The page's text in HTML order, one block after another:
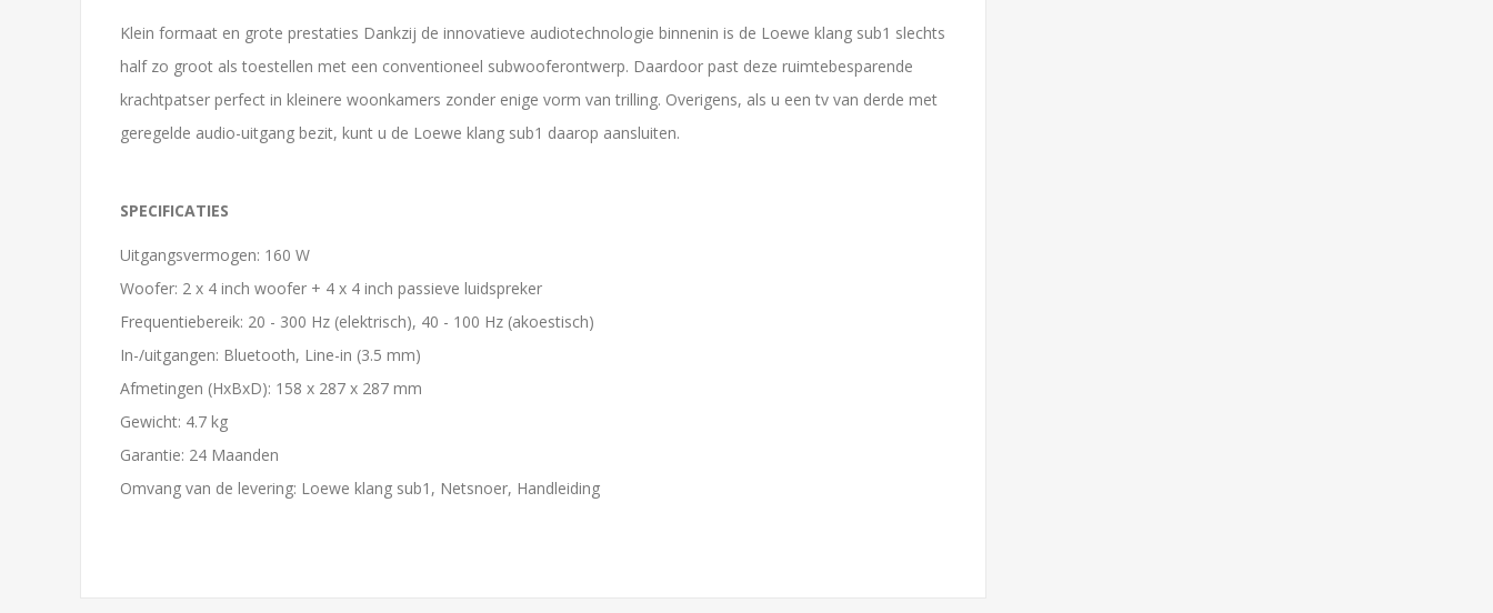
Klein formaat en grote prestaties Dankzij de innovatieve audiotechnologie binnenin is de Loewe klang sub1 slechts
half zo groot als toestellen met een conventioneel subwooferontwerp. Daardoor past deze ruimtebesparende
krachtpatser perfect in kleinere woonkamers zonder enige vorm van trilling. Overigens, als u een tv van derde met
geregelde audio-uitgang bezit, kunt u de Loewe klang sub1 daarop aansluiten.
SPECIFICATIES
Uitgangsvermogen: 160 W
Woofer: 2 x 4 inch woofer + 4 x 4 inch passieve luidspreker
Frequentiebereik: 20 - 300 Hz (elektrisch), 40 - 100 Hz (akoestisch)
In-/uitgangen: Bluetooth, Line-in (3.5 mm)
Afmetingen (HxBxD): 158 x 287 x 287 mm
Gewicht: 4.7 kg
Garantie: 24 Maanden
Omvang van de levering: Loewe klang sub1, Netsnoer, Handleiding